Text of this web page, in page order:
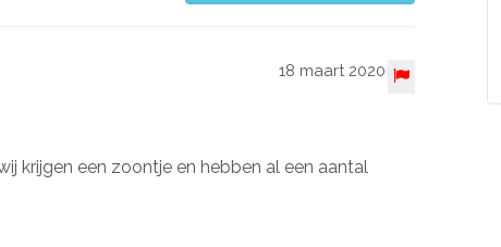
18 maart 2020
krijgen een zoontje en hebben al een aantal